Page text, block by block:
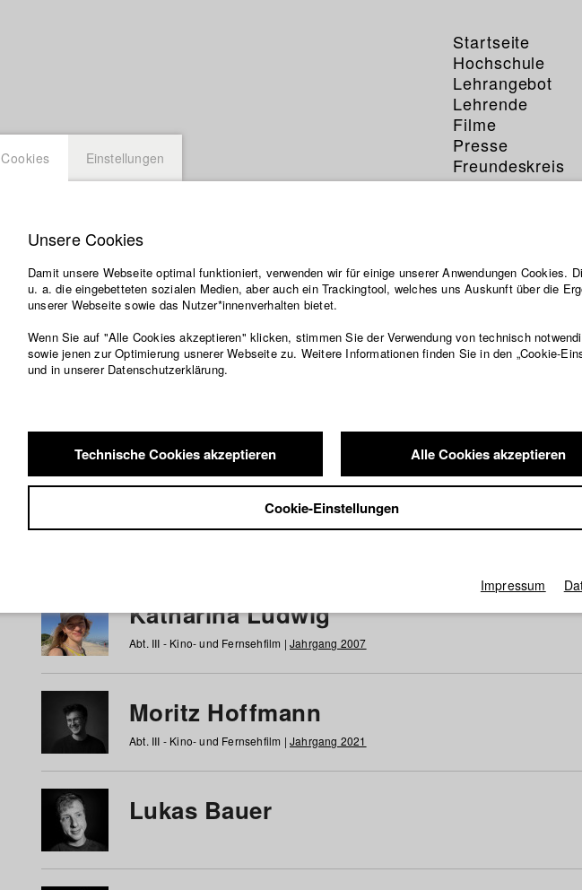
Startseite
Hochschule
Lehrangebot
Lehrende
Filme
Presse
Freundeskreis
Service
Studierende / Alumni
a b c d e f g h i j k l m n o p q r s t u v w x y z Alle
Katharina Ludwig
Abt. III - Kino- und Fernsehfilm | Jahrgang 2007
Moritz Hoffmann
Abt. III - Kino- und Fernsehfilm | Jahrgang 2021
Lukas Bauer
Cookies Einstellungen
Unsere Cookies
Damit unsere Webseite optimal funktioniert, verwenden wir für einige unserer Anwendungen Cookies.
u. a. die eingebetteten sozialen Medien, aber auch ein Trackingtool, welches uns Auskunft über die
unserer Webseite sowie das Nutzer*innenverhalten bietet.
Wenn Sie auf "Alle Cookies akzeptieren" klicken, stimmen Sie der Verwendung von technisch
sowie jenen zur Optimierung usnerer Webseite zu. Weitere Informationen finden Sie in den „Cookie-
und in unserer Datenschutzerklärung.
Technische Cookies akzeptieren Alle Cookies akzeptieren
Cookie-Einstellungen
Impressum